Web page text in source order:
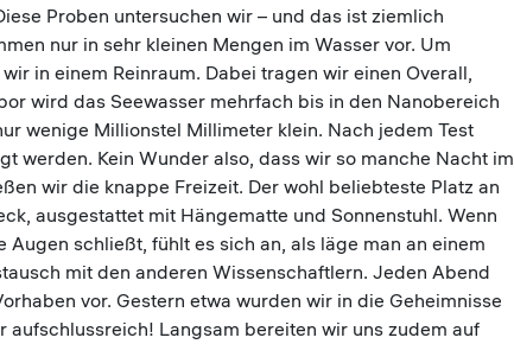
Proben untersuchen wir – und das ist ziemlich
nur in sehr kleinen Mengen im Wasser vor. Um
in einem Reinraum. Dabei tragen wir einen Overall,
wird das Seewasser mehrfach bis in den Nanobereich
wenige Millionstel Millimeter klein. Nach jedem Test
werden. Kein Wunder also, dass wir so manche Nacht im
wir die knappe Freizeit. Der wohl beliebteste Platz an
ausgestattet mit Hängematte und Sonnenstuhl. Wenn
schließt, fühlt es sich an, als läge man an einem
mit den anderen Wissenschaftlern. Jeden Abend
vor. Gestern etwa wurden wir in die Geheimnisse
aufschlussreich! Langsam bereiten wir uns zudem auf